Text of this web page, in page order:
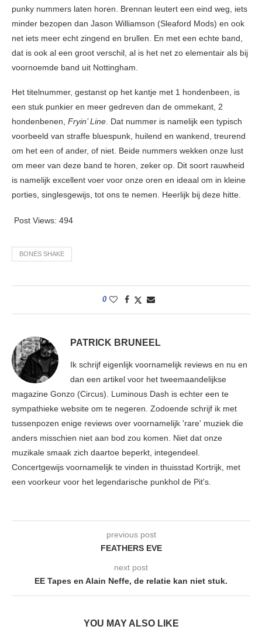
punky nummers laten horen. Brennan leutert een eind weg, iets
minder bezopen dan Jason Williamson (Sleaford Mods) en ook
net iets meer echt zingend en brullen. En met een echte band,
dat is ook al een groot verschil, al is het net zo elementair als bij
voornoemde band uit Nottingham.
Het titelnummer, gestanst op het kantje met 1 hondenbeen, is
een stuk punkier en meer gedreven dan de ommekant, 2
hondenbenen, Fryin’ Line. Dat nummer is namelijk een typisch
voorbeeld van straffe bluespunk, huilend en wankend, treurend
om het een of ander, of niet. Beide nummers wekken onze lust
om meer van deze band te horen, zeker op. Dit soort rauwheid
is namelijk excellent voer voor onze oren en ideaal om in kleine
porties, singlesgewijs, tot ons te nemen. Heerlijk bij deze hitte.
Post Views: 494
BONES SHAKE
0
PATRICK BRUNEEL
Ik schrijf eigenlijk voornamelijk reviews en nu en
dan een artikel voor het tweemaandelijkse
magazine Gonzo (Circus). Luminous Dash is echter een te
sympathieke website om te negeren. Zodoende schrijf ik met
tussenpozen enige reviews over voornamelijk 'rare' muziek die
anders misschien niet aan bod zou komen. Niet dat onze
muzikale smaak zich daartoe beperkt, integendeel.
Concertgewijs voornamelijk te vinden in thuisstad Kortrijk, met
een voorkeur voor het legendarische punkhol de Pit's.
previous post
FEATHERS EVE
next post
EE Tapes en Alain Neffe, de relatie kan niet stuk.
YOU MAY ALSO LIKE